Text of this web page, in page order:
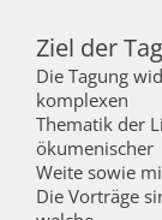
Ziel der
Die Tagung
komplexen
Thematik der
ökumenischer
Weite sowie
Die Vorträge